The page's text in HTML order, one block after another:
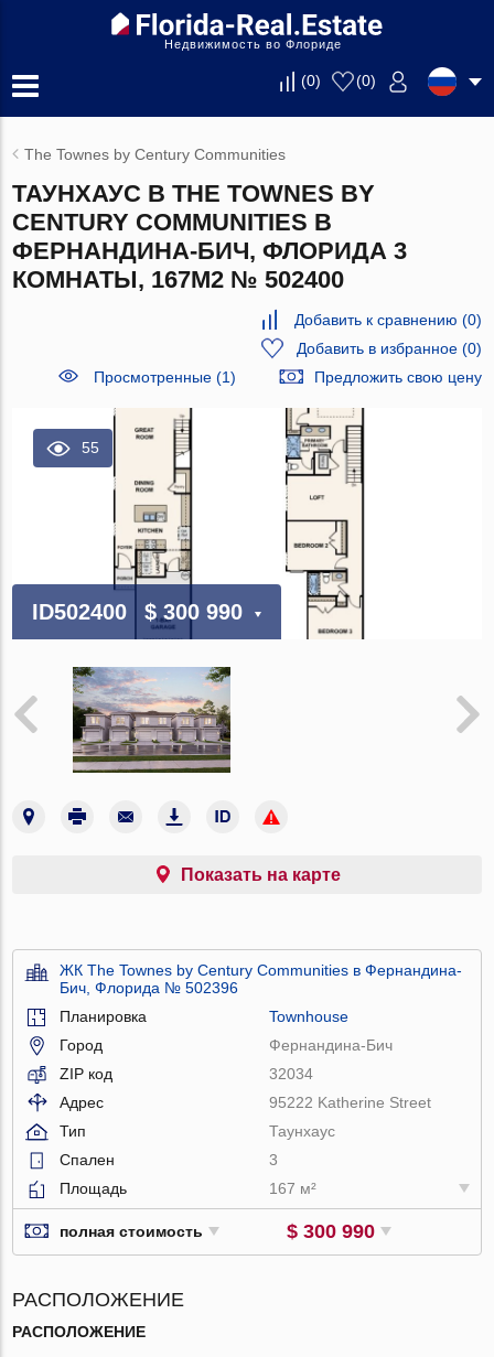
Недвижимость во Флориде
(0) (0)
The Townes by Century Communities
ТАУНХАУС В THE TOWNES BY
CENTURY COMMUNITIES В
ФЕРНАНДИНА-БИЧ, ФЛОРИДА 3
КОМНАТЫ, 167М2 № 502400
Добавить к сравнению (0)
Добавить в избранное(0)
Просмотренные (1)
Предложить свою цену
55
ID502400 $ 300 990
Показать на карте
ЖК The Townes by Century Communities в Фернандина-
Бич, Флорида № 502396
Планировка
Townhouse
Город
Фернандина-Бич
ZIP код
32034
Адрес
95222 Katherine Street
Тип
Таунхаус
Спален
3
Площадь
167 м²
полная стоимость $ 300 990
РАСПОЛОЖЕНИЕ
РАСПОЛОЖЕНИЕ